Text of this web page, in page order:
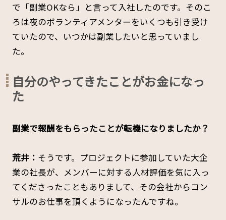
で「副業OKなら」と言って入社したのです。そのこ
ろは夜のボランティアメンターをいくつも引き受け
ていたので、いつかは副業したいと思っていまし
た。
自分のやってきたことがお金になっ
た
――副業で報酬をもらったことが転機になりましたか？
荒井： そうです。プロジェクトに参加していた大企
業の社長が、メンバーに対する人材評価を気に入っ
てくださったこともありまして、その会社からコン
サルのお仕事を頂くようになったんですね。